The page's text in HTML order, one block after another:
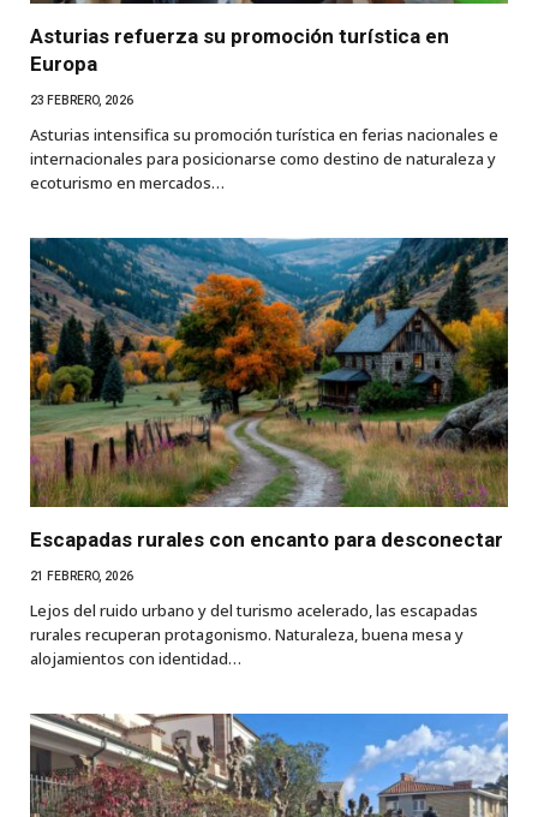
Asturias refuerza su promoción turística en
Europa
23 FEBRERO, 2026
Asturias intensifica su promoción turística en ferias nacionales e
internacionales para posicionarse como destino de naturaleza y
ecoturismo en mercados…
Escapadas rurales con encanto para desconectar
21 FEBRERO, 2026
Lejos del ruido urbano y del turismo acelerado, las escapadas
rurales recuperan protagonismo. Naturaleza, buena mesa y
alojamientos con identidad…